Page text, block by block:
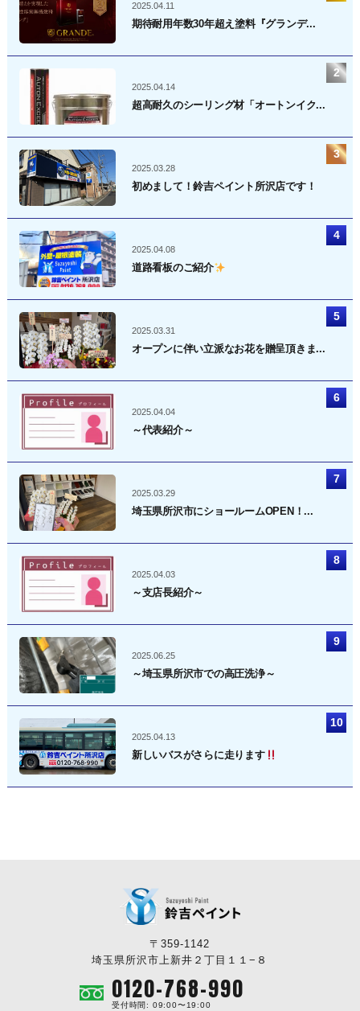
2025.04.11
期待耐用年数30年超え塗料『グランデ...
2025.04.14
超高耐久のシーリング材「オートンイク...
2025.03.28
初めまして！鈴吉ペイント所沢店です！
2025.04.08
道路看板のご紹介
2025.03.31
オープンに伴い立派なお花を贈呈頂きま...
2025.04.04
～代表紹介～
2025.03.29
埼玉県所沢市にショールームOPEN！...
2025.04.03
～支店長紹介～
2025.06.25
～埼玉県所沢市での高圧洗浄～
2025.04.13
新しいバスがさらに走ります
〒359-1142
埼玉県所沢市上新井２丁目１１−８
0120-768-990
受付時間: 09:00〜19:00